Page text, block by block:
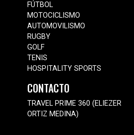
FÚTBOL
MOTOCICLISMO
AUTOMOVILISMO
RUGBY
GOLF
TENIS
HOSPITALITY SPORTS
CONTACTO
TRAVEL PRIME 360 (ELIEZER
ORTIZ MEDINA)